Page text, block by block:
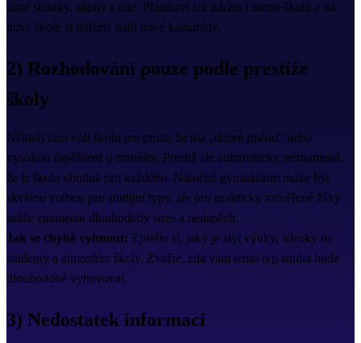
silné stránky, zájmy a cíle. Přátelství lze udržet i mimo školu a na
nové škole si můžete najít nové kamarády.
2) Rozhodování pouze podle prestiže
školy
Někteří žáci volí školu jen proto, že má „dobré jméno“ nebo
vysokou úspěšnost u maturity. Prestiž ale automaticky neznamená,
že je škola vhodná pro každého. Náročné gymnázium může být
skvělou volbou pro studijní typy, ale pro prakticky zaměřené žáky
může znamenat dlouhodobý stres a neúspěch.
Jak se chybě vyhnout: Zjistěte si, jaký je styl výuky, nároky na
studenty a atmosféra školy. Zvažte, zda vám tento typ studia bude
dlouhodobě vyhovovat.
3) Nedostatek informací